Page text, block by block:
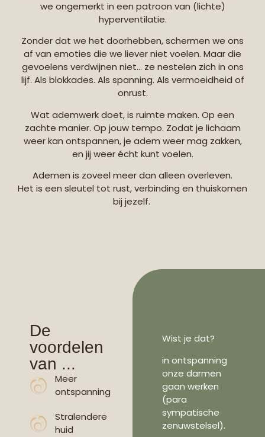
we ongemerkt in een patroon van (lichte)
hyperventilatie.
Zonder dat we het doorhebben, schermen we ons
af van emoties die we liever niet voelen. Maar die
gevoelens verdwijnen niet… ze nestelen zich in ons
lijf. Als blokkades. Als spanning. Als vermoeidheid of
onrust.
Wat ademwerk doet, is ruimte maken. Op een
zachte manier. Op jouw tempo. Zodat je lichaam
weer kan ontspannen, je adem weer mag zakken,
en jij weer écht kunt voelen.
Ademen is zoveel meer dan alleen overleven.
Het is een sleutel tot rust, verbinding en thuiskomen
bij jezelf.
De
voordelen
van ...
Meer
ontspanning
Stralendere
huid
Wist je dat?
in ontspanning
onze darmen
gaan werken
(para
sympatische
zenuwstelsel).